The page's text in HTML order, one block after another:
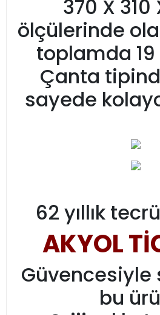
370 X 310
ölçülerinde
toplamda
Çanta
sayede
62 yıllık
AKYOL
Güvencesiyle
bu